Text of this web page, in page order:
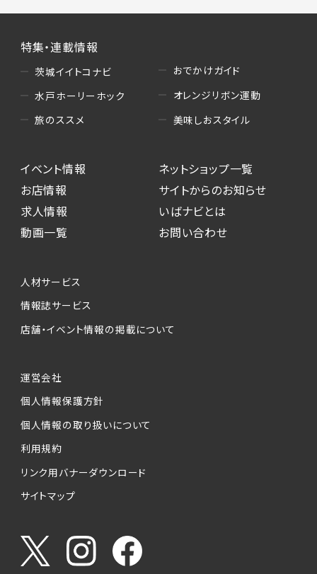
・読者プレゼント、アンケート等、当サービスが実
施するキャンペーンの抽選、当選者への連絡及
び発送 ・ユーザーの趣向や属性情報等の分析
（5）広告主への問い合わせ・応募等への対応
・本サービスを通じて求人広告に応募した際の
選考に関する連絡
・本サービスを通じて店舗への来店予約を登録
した際の内容確認、返答
本サービスが収集する個人情報は、ご本人の意
ービスの実施にあたりそれぞれ必要となる項目
を入力いただかない場合は、各々のサービスを
個人情報の第三者への提供について
当社は、以下の提供先に対して個人情報を提供
します。
(1)お客様が求人応募フォームより個人情報を
送信した事業主（広告主）への提供
お客様が求職活動・応募等を行った企業による
うやりとり・情報提供（採否・合否の検討を含み
ます）
特集・連載情報
茨城イイトコナビ
水戸ホーリーホック
旅のススメ
おでかけガイド
オレンジリボン運動
美味しおスタイル
イベント情報
お店情報
求人情報
動画一覧
ネットショップ一覧
サイトからのお知らせ
いばナビとは
お問い合わせ
人材サービス
情報誌サービス
店舗・イベント情報の掲載について
運営会社
個人情報保護方針
個人情報の取り扱いについて
利用規約
リンク用バナーダウンロード
サイトマップ